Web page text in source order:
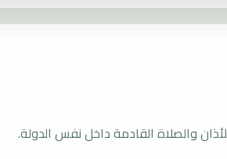
والصلاة القادمة داخل نفس الدولة.